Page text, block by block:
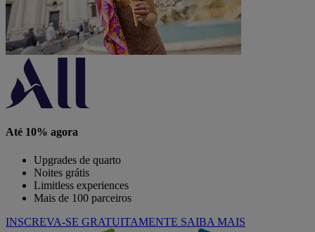
Até 10% agora
Upgrades de quarto
Noites grátis
Limitless experiences
Mais de 100 parceiros
INSCREVA-SE GRATUITAMENTE SAIBA MAIS